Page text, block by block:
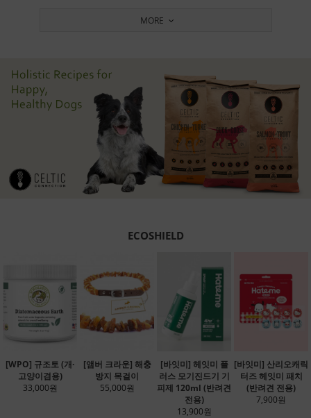
MORE
ECOSHIELD
[WPO] 규조토 (개·
고양이겸용)
33,000원
[앰버 크라운] 해충
방지 목걸이
55,000원
[바잇미] 헤잇미 플
러스 모기진드기 기
피제 120ml (반려견
전용)
13,900원
[바잇미] 산리오캐릭
터즈 헤잇미 패치
(반려견 전용)
7,900원